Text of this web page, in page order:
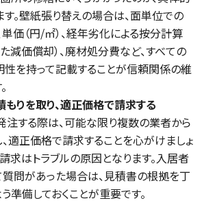
。壁紙張り替えの場合は、面単位での
単価（円/㎡）、経年劣化による按分計算
減価償却）、廃材処分費など、すべての
を持って記載することが信頼関係の維
りを取り、適正価格で請求する
する際は、可能な限り複数の業者から
適正価格で請求することを心がけましょ
求はトラブルの原因となります。入居者
問があった場合は、見積書の根拠を丁
準備しておくことが重要です。